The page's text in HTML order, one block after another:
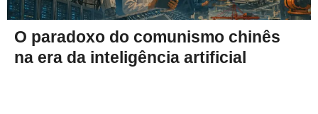
O paradoxo do comunismo chinês
na era da inteligência artificial